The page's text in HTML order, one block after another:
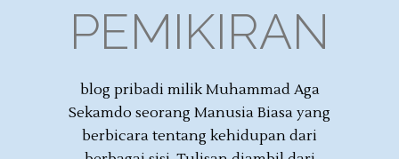
PEMIKIRAN
blog pribadi milik Muhammad Aga
Sekamdo seorang Manusia Biasa yang
berbicara tentang kehidupan dari